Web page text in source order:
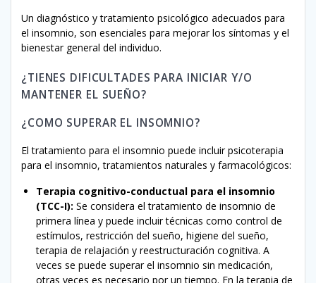
Un diagnóstico y tratamiento psicológico adecuados para
el insomnio, son esenciales para mejorar los síntomas y el
bienestar general del individuo.
¿TIENES DIFICULTADES PARA INICIAR Y/O
MANTENER EL SUEÑO?
¿COMO SUPERAR EL INSOMNIO?
El tratamiento para el insomnio puede incluir psicoterapia
para el insomnio, tratamientos naturales y farmacológicos:
Terapia cognitivo-conductual para el insomnio
(TCC-I): Se considera el tratamiento de insomnio de
primera línea y puede incluir técnicas como control de
estímulos, restricción del sueño, higiene del sueño,
terapia de relajación y reestructuración cognitiva. A
veces se puede superar el insomnio sin medicación,
otras veces es necesario por un tiempo. En la terapia de